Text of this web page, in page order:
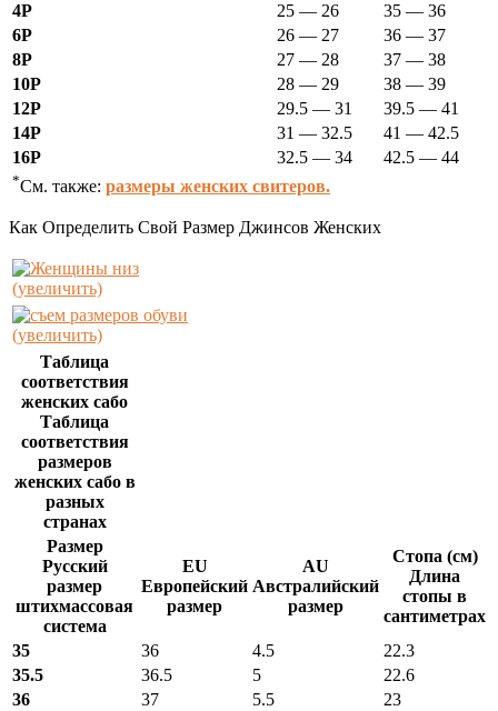
4P
25 — 26
35 — 36
6P
26 — 27
36 — 37
8P
27 — 28
37 — 38
10P
28 — 29
38 — 39
12P
29.5 — 31
39.5 — 41
14P
31 — 32.5
41 — 42.5
16P
32.5 — 34 42.5 — 44
*См. также: размеры женских свитеров.
Как Определить Свой Размер Джинсов Женских
(увеличить)
(увеличить)
Таблица
соответствия
женских сабо
Таблица
соответствия
размеров
женских сабо в
разных
странах
Размер
Русский
размер
штихмассовая
система
EU
Европейский
размер
AU
Австралийский
размер
Стопа (см)
Длина
стопы в
сантиметрах
35
36 4.5
22.3
35.5
36.5 5
22.6
36
37 5.5
23